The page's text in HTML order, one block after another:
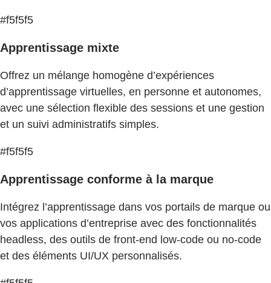
#f5f5f5
Apprentissage mixte
Offrez un mélange homogène d’expériences
d’apprentissage virtuelles, en personne et autonomes,
avec une sélection flexible des sessions et une gestion
et un suivi administratifs simples.
#f5f5f5
Apprentissage conforme à la marque
Intégrez l’apprentissage dans vos portails de marque ou
vos applications d’entreprise avec des fonctionnalités
headless, des outils de front-end low-code ou no-code
et des éléments UI/UX personnalisés.